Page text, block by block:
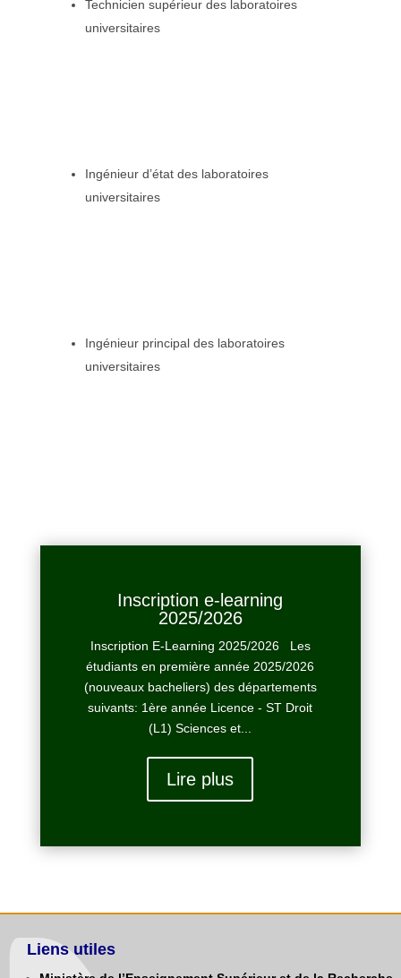
Technicien supérieur des laboratoires
universitaires
Ingénieur d’état des laboratoires
universitaires
Ingénieur principal des laboratoires
universitaires
Inscription e-learning
2025/2026
Inscription E-Learning 2025/2026 Les
étudiants en première année 2025/2026
(nouveaux bacheliers) des départements
suivants: 1ère année Licence - ST Droit
(L1) Sciences et...
Lire plus
Liens utiles